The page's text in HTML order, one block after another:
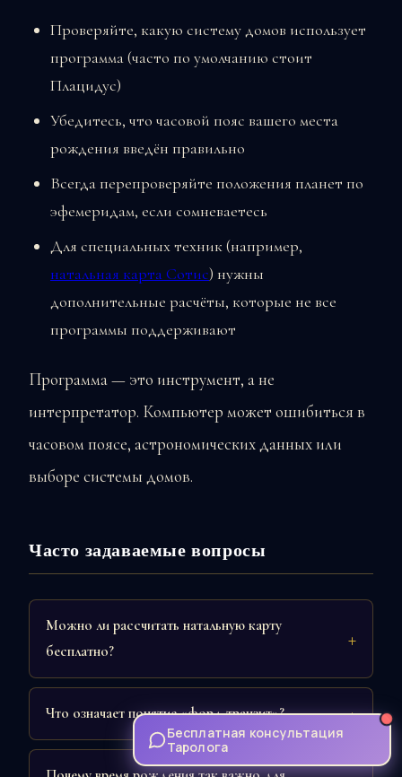
Проверяйте, какую систему домов использует
программа (часто по умолчанию стоит
Плацидус)
Убедитесь, что часовой пояс вашего места
рождения введён правильно
Всегда перепроверяйте положения планет по
эфемеридам, если сомневаетесь
Для специальных техник (например,
натальная карта Сотис) нужны
дополнительные расчёты, которые не все
программы поддерживают
Программа — это инструмент, а не
интерпретатор. Компьютер может ошибиться в
часовом поясе, астрономических данных или
выборе системы домов.
Часто задаваемые вопросы
Можно ли рассчитать натальную карту
бесплатно?
Что означает понятие «форд транзит»?
Бесплатная консультация
Таролога